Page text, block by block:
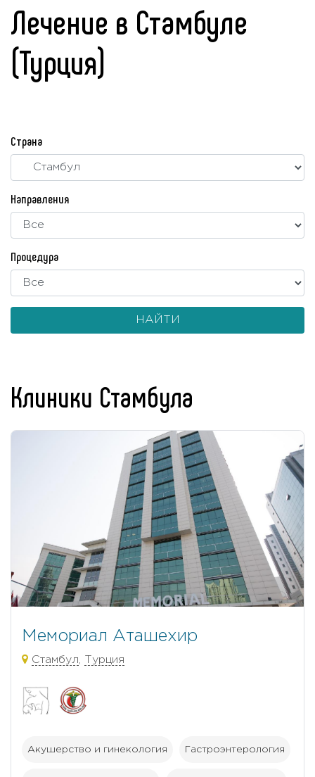
Лечение в Стамбуле
(Турция)
Страна
Направления
Процедура
НАЙТИ
Клиники Стамбула
Мемориал Аташехир
Стамбул, Турция
Акушерство и гинекология Гастроэнтерология